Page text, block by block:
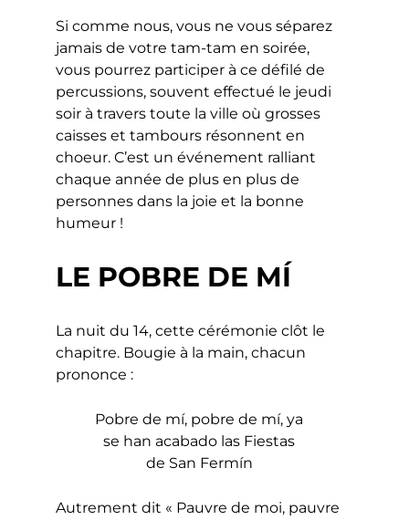
Si comme nous, vous ne vous séparez
jamais de votre tam-tam en soirée,
vous pourrez participer à ce défilé de
percussions, souvent effectué le jeudi
soir à travers toute la ville où grosses
caisses et tambours résonnent en
choeur. C’est un événement ralliant
chaque année de plus en plus de
personnes dans la joie et la bonne
humeur !
LE POBRE DE MÍ
La nuit du 14, cette cérémonie clôt le
chapitre. Bougie à la main, chacun
prononce :
Pobre de mí, pobre de mí, ya
se han acabado las Fiestas
de San Fermín
Autrement dit « Pauvre de moi, pauvre